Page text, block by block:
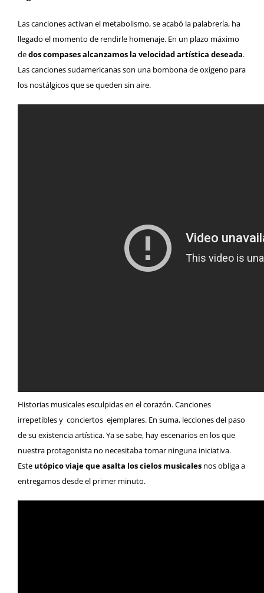
Las canciones activan el metabolismo, se acabó la palabrería, ha
llegado el momento de rendirle homenaje. En un plazo máximo
dedos compases alcanzamos la velocidad artística deseada.
Las canciones sudamericanas son una bombona de oxígeno para
los nostálgicos que se queden sin aire.
Historias musicales esculpidas en el corazón. Canciones
irrepetibles y conciertos ejemplares. En suma, lecciones del paso
de su existencia artística. Ya se sabe, hay escenarios en los que
nuestra protagonista no necesitaba tomar ninguna iniciativa.
Este utópico viaje que asalta los cielos musicales nos obliga a
entregamos desde el primer minuto.